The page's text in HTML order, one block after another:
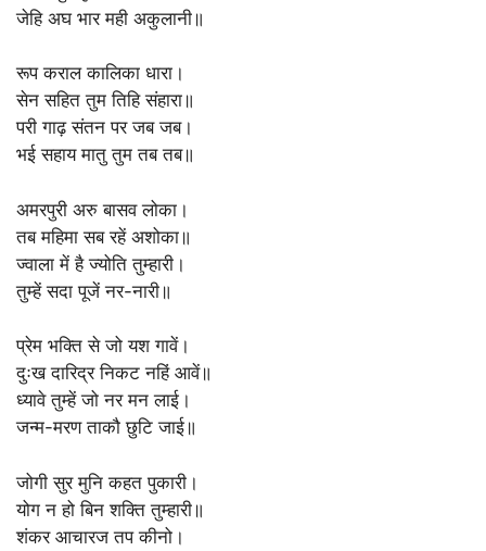
जेहि अघ भार मही अकुलानी॥
रूप कराल कालिका धारा।
सेन सहित तुम तिहि संहारा॥
परी गाढ़ संतन पर जब जब।
भई सहाय मातु तुम तब तब॥
अमरपुरी अरु बासव लोका।
तब महिमा सब रहें अशोका॥
ज्वाला में है ज्योति तुम्हारी।
तुम्हें सदा पूजें नर-नारी॥
प्रेम भक्ति से जो यश गावें।
दुःख दारिद्र निकट नहिं आवें॥
ध्यावे तुम्हें जो नर मन लाई।
जन्म-मरण ताकौ छुटि जाई॥
जोगी सुर मुनि कहत पुकारी।
योग न हो बिन शक्ति तुम्हारी॥
शंकर आचारज तप कीनो।